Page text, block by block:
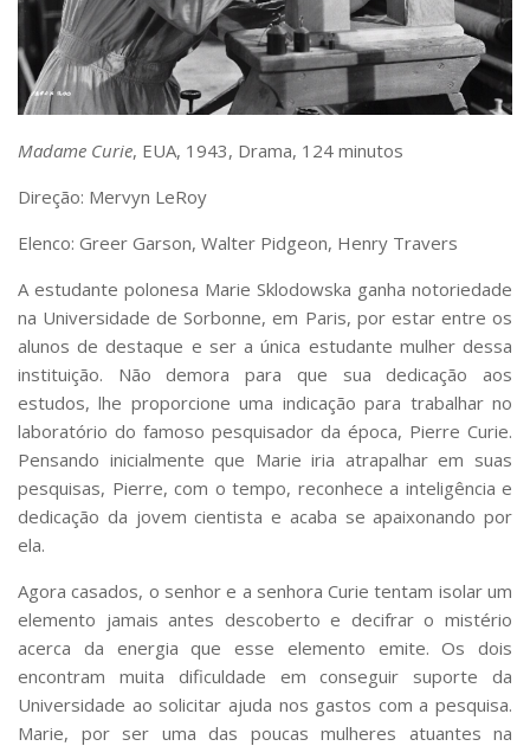
Apoio ao Estudante
Segurança, Trânsito e Prevenção
RH, Administrativo e Financeiro
Outros serviços
Assessorias e Mídias
Jornal da USP
Agenda de Eventos
Madame Curie, EUA, 1943, Drama, 124 minutos
Direção: Mervyn LeRoy
Elenco: Greer Garson, Walter Pidgeon, Henry Travers
A estudante polonesa Marie Sklodowska ganha notoriedade
na Universidade de Sorbonne, em Paris, por estar entre os
alunos de destaque e ser a única estudante mulher dessa
instituição. Não demora para que sua dedicação aos
estudos, lhe proporcione uma indicação para trabalhar no
laboratório do famoso pesquisador da época, Pierre Curie.
Pensando inicialmente que Marie iria atrapalhar em suas
pesquisas, Pierre, com o tempo, reconhece a inteligência e
dedicação da jovem cientista e acaba se apaixonando por
ela.
Agora casados, o senhor e a senhora Curie tentam isolar um
elemento jamais antes descoberto e decifrar o mistério
acerca da energia que esse elemento emite. Os dois
encontram muita dificuldade em conseguir suporte da
Universidade ao solicitar ajuda nos gastos com a pesquisa.
Marie, por ser uma das poucas mulheres atuantes na